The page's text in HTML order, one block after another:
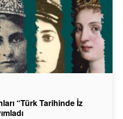
“Türk Tarihinde İz